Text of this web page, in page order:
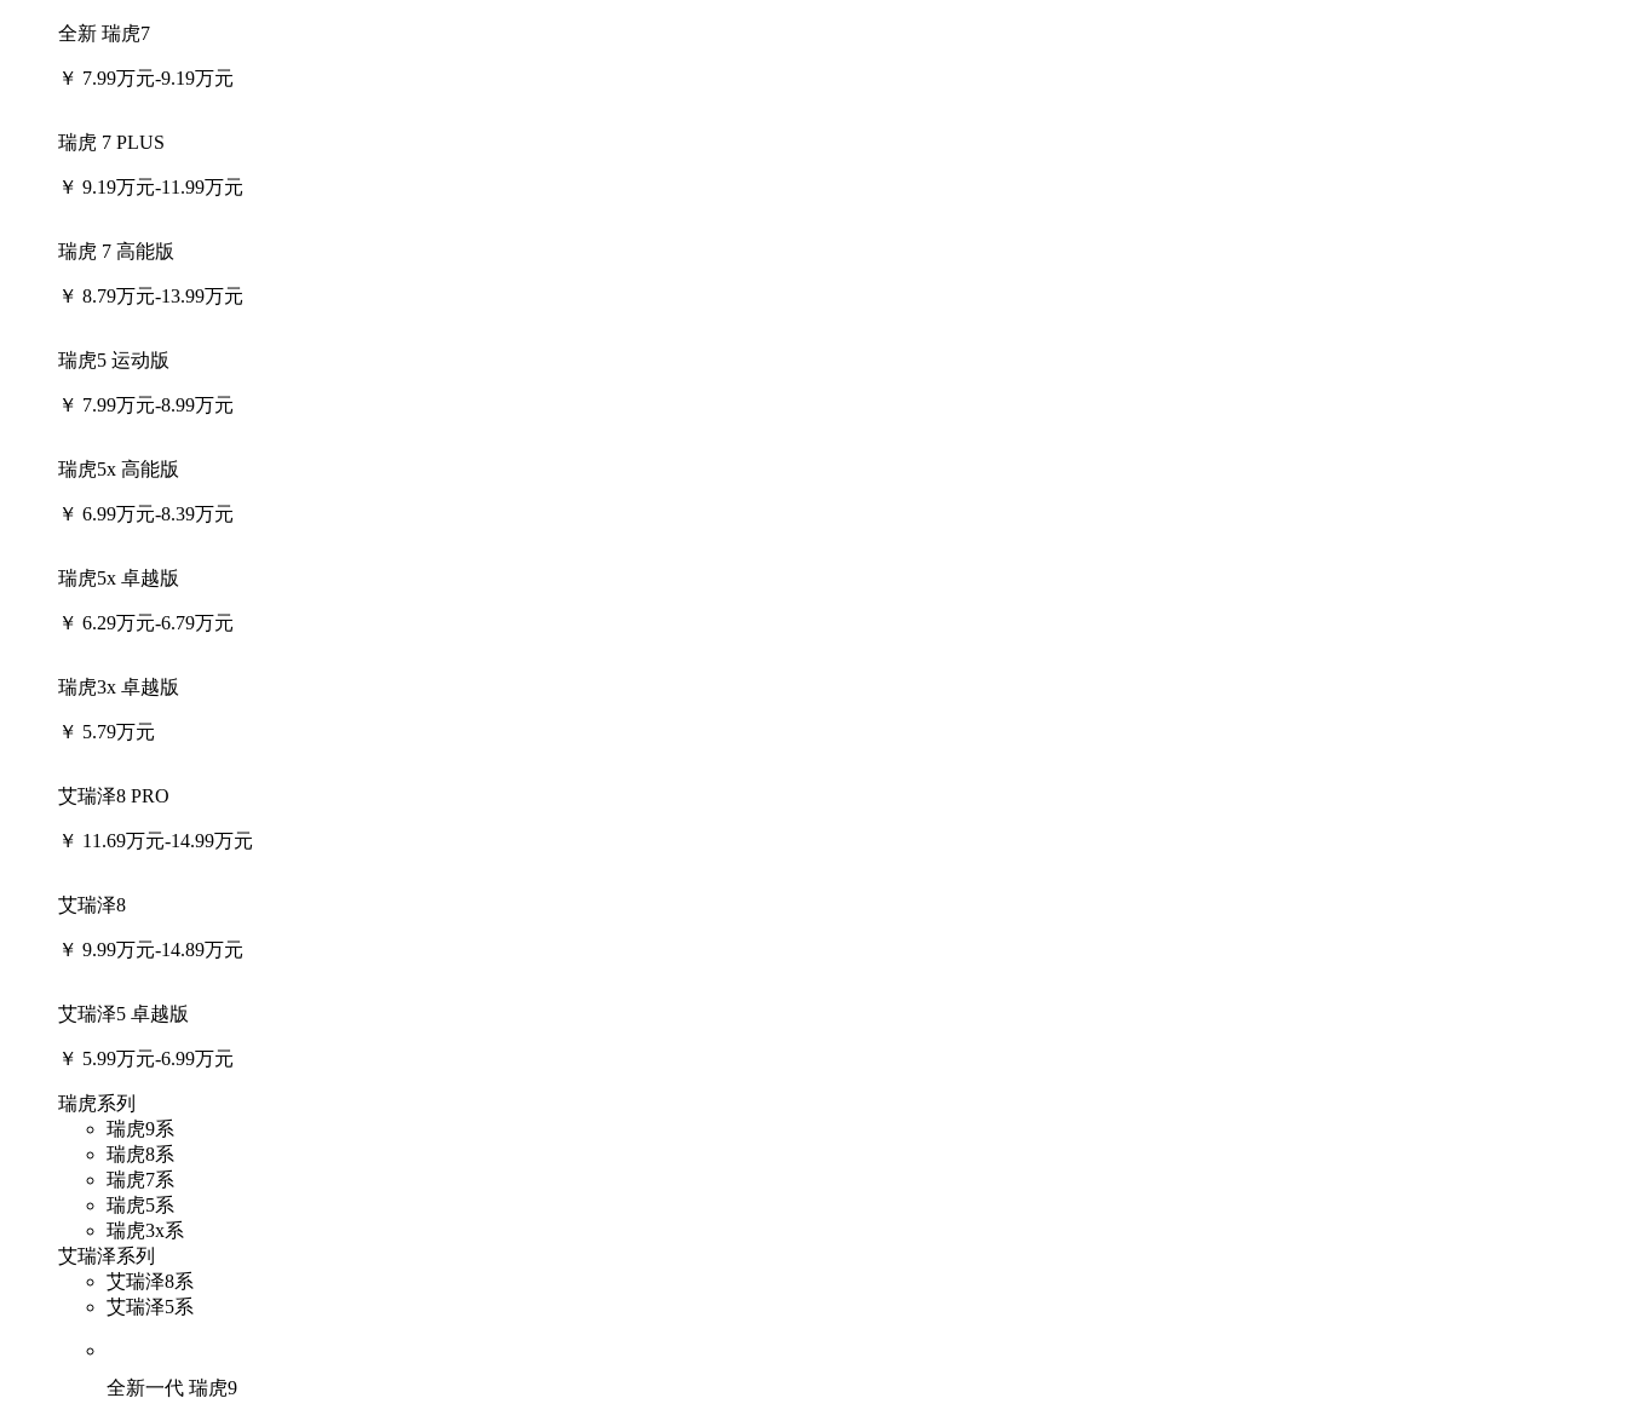
全新 瑞虎7
￥ 7.99万元-9.19万元
瑞虎 7 PLUS
￥ 9.19万元-11.99万元
瑞虎 7 高能版
￥ 8.79万元-13.99万元
瑞虎5 运动版
￥ 7.99万元-8.99万元
瑞虎5x 高能版
￥ 6.99万元-8.39万元
瑞虎5x 卓越版
￥ 6.29万元-6.79万元
瑞虎3x 卓越版
￥ 5.79万元
艾瑞泽8 PRO
￥ 11.69万元-14.99万元
艾瑞泽8
￥ 9.99万元-14.89万元
艾瑞泽5 卓越版
￥ 5.99万元-6.99万元
瑞虎系列
瑞虎9系
瑞虎8系
瑞虎7系
瑞虎5系
瑞虎3x系
艾瑞泽系列
艾瑞泽8系
艾瑞泽5系
全新一代 瑞虎9